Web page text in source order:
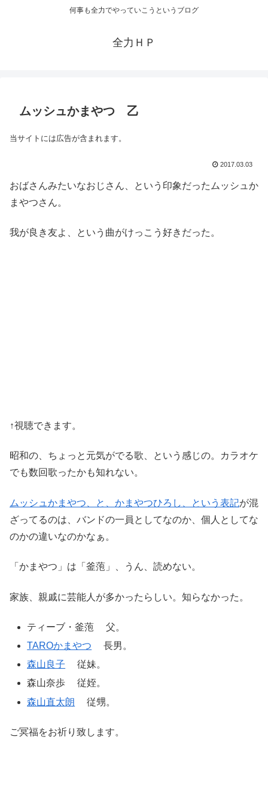
何事も全力でやっていこうというブログ
全力ＨＰ
ムッシュかまやつ 乙
当サイトには広告が含まれます。
2017.03.03
おばさんみたいなおじさん、という印象だったムッシュか
まやつさん。
我が良き友よ、という曲がけっこう好きだった。
↑視聴できます。
昭和の、ちょっと元気がでる歌、という感じの。カラオケ
でも数回歌ったかも知れない。
ムッシュかまやつ、と、かまやつひろし、という表記が混
ざってるのは、バンドの一員としてなのか、個人としてな
のかの違いなのかなぁ。
「かまやつ」は「釜萢」、うん、読めない。
家族、親戚に芸能人が多かったらしい。知らなかった。
ティーブ・釜萢 父。
TAROかまやつ 長男。
森山良子 従妹。
森山奈歩 従姪。
森山直太朗 従甥。
ご冥福をお祈り致します。